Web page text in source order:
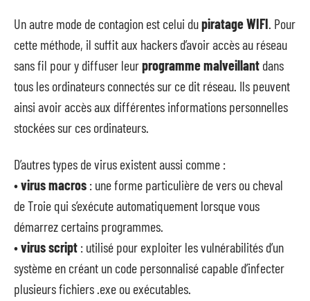
Un autre mode de contagion est celui dupiratage WIFI. Pour
cette méthode, il suffit aux hackers d’avoir accès au réseau
sans fil pour y diffuser leurprogramme malveillant dans
tous les ordinateurs connectés sur ce dit réseau. Ils peuvent
ainsi avoir accès aux différentes informations personnelles
stockées sur ces ordinateurs.
D’autres types de virus existent aussi comme :
•virus macros : une forme particulière de vers ou cheval
de Troie qui s’exécute automatiquement lorsque vous
démarrez certains programmes.
•virus script : utilisé pour exploiter les vulnérabilités d’un
système en créant un code personnalisé capable d’infecter
plusieurs fichiers .exe ou exécutables.